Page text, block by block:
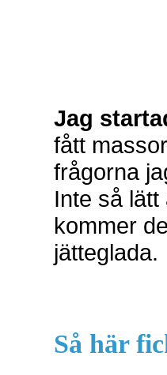
Jag
fått
frågorna
Inte så
kommer
jätteglada.
Så här